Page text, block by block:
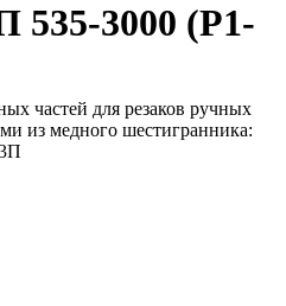
535-3000 (Р1-
частей для резаков ручных
из медного шестигранника: